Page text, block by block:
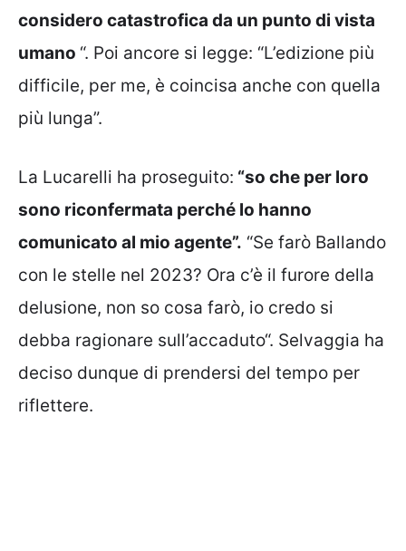
considero catastrofica da un punto di vista
umano “. Poi ancore si legge: “L’edizione più
difficile, per me, è coincisa anche con quella
più lunga”.
La Lucarelli ha proseguito: “so che per loro
sono riconfermata perché lo hanno
comunicato al mio agente”. “Se farò Ballando
con le stelle nel 2023? Ora c’è il furore della
delusione, non so cosa farò, io credo si
debba ragionare sull’accaduto“. Selvaggia ha
deciso dunque di prendersi del tempo per
riflettere.